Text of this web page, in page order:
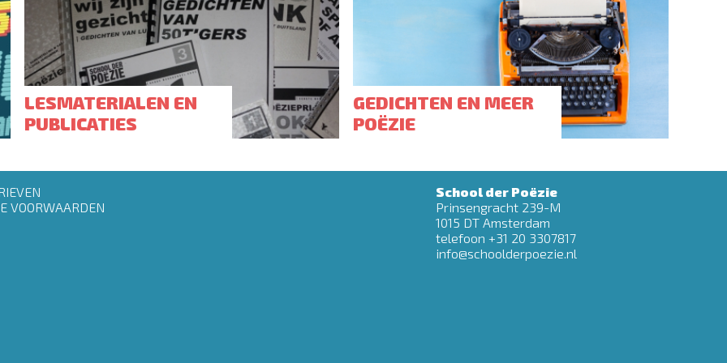
LESMATERIALEN EN
PUBLICATIES
GEDICHTEN EN MEER
POËZIE
VOORWAARDEN
School der Poëzie
Prinsengracht 239-M
1015 DT Amsterdam
telefoon +31 20 3307817
info@schoolderpoezie.nl